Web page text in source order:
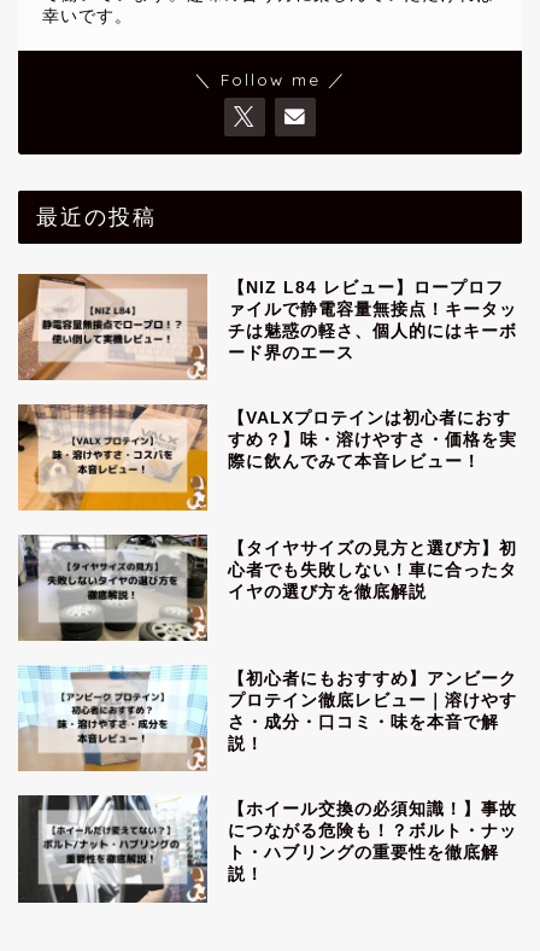
幸いです。
＼ Follow me ／
最近の投稿
【NIZ L84 レビュー】ロープロフ
ァイルで静電容量無接点！キータッ
チは魅惑の軽さ、個人的にはキーボ
ード界のエース
【VALXプロテインは初心者におす
すめ？】味・溶けやすさ・価格を実
際に飲んでみて本音レビュー！
【タイヤサイズの見方と選び方】初
心者でも失敗しない！車に合ったタ
イヤの選び方を徹底解説
【初心者にもおすすめ】アンビーク
プロテイン徹底レビュー｜溶けやす
さ・成分・口コミ・味を本音で解
説！
【ホイール交換の必須知識！】事故
につながる危険も！？ボルト・ナッ
ト・ハブリングの重要性を徹底解
説！